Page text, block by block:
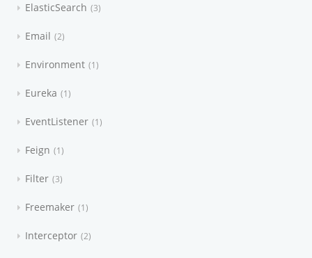
ElasticSearch 3
Email 2
Environment 1
Eureka 1
EventListener 1
Feign 1
Filter 3
Freemaker 1
Interceptor 2